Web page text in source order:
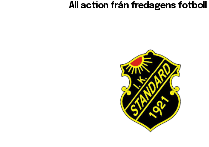
All action från fredagens fotboll